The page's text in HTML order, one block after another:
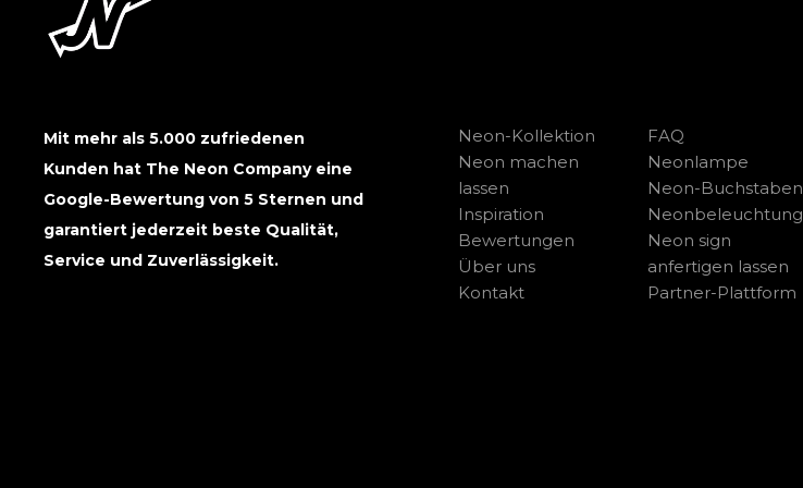
Mit mehr als 5.000 zufriedenen
Kunden hat The Neon Company eine
Google-Bewertung von 5 Sternen und
garantiert jederzeit beste Qualität,
Service und Zuverlässigkeit.
Neon-Kollektion
Neon machen
lassen
Inspiration
Bewertungen
Über uns
Kontakt
FAQ
Neonlampe
Neon-Buchstaben
Neonbeleuchtung
Neon sign
anfertigen lassen
Partner-Plattform